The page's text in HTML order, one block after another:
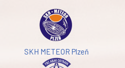
SKH METEOR Plzeň
obsah